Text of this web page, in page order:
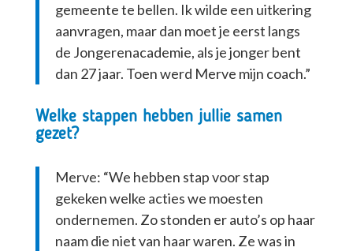
gemeente te bellen. Ik wilde een uitkering
aanvragen, maar dan moet je eerst langs
de Jongerenacademie, als je jonger bent
dan 27 jaar. Toen werd Merve mijn coach.”
Welke stappen hebben jullie samen
gezet?
Merve: “We hebben stap voor stap
gekeken welke acties we moesten
ondernemen. Zo stonden er auto’s op haar
naam die niet van haar waren. Ze was in